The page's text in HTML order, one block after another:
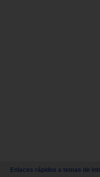
Enlaces rápidos a temas de